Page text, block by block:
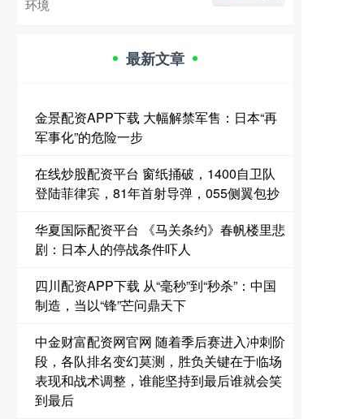
环境
最新文章
金景配资APP下载 大幅解禁军售：日本“再
军事化”的危险一步
在线炒股配资平台 窗纸捅破，1400自卫队
登陆菲律宾，81年首射导弹，055侧翼包抄
华夏国际配资平台 《马关条约》春帆楼里悲
剧：日本人的停战条件吓人
四川配资APP下载 从“毫秒”到“秒杀”：中国
制造，当以“锋”芒问鼎天下
中金财富配资网官网 随着季后赛进入冲刺阶
段，各队排名变幻莫测，胜负关键在于临场
表现和战术调整，谁能坚持到最后谁就会笑
到最后